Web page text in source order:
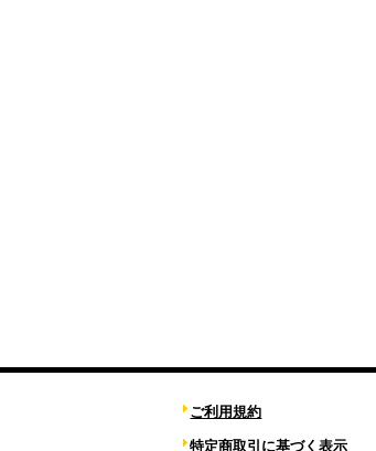
ご利用規約
特定商取引に基づく表示